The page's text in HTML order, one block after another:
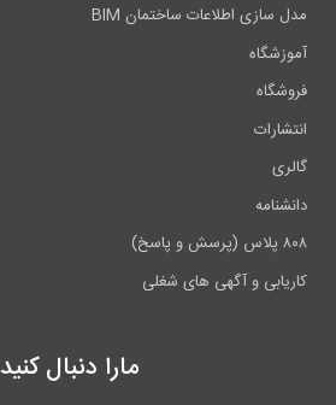
مدل سازی اطلاعات ساختمان BIM
آموزشگاه
فروشگاه
انتشارات
گالری
دانشنامه
۸۰۸ پلاس (پرسش و پاسخ)
کاریابی و آگهی های شغلی
مارا دنبال کنید: